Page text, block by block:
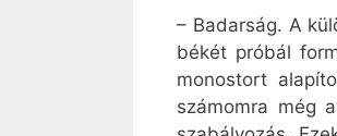
– Badarság. A
békét próbál
monostort
számomra még